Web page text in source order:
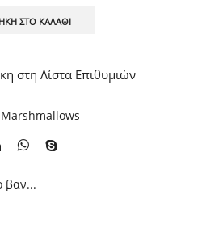
ΣΤΟ ΚΑΛΆΘΙ
στη Λίστα Επιθυμιών
Marshmallows
βαν...